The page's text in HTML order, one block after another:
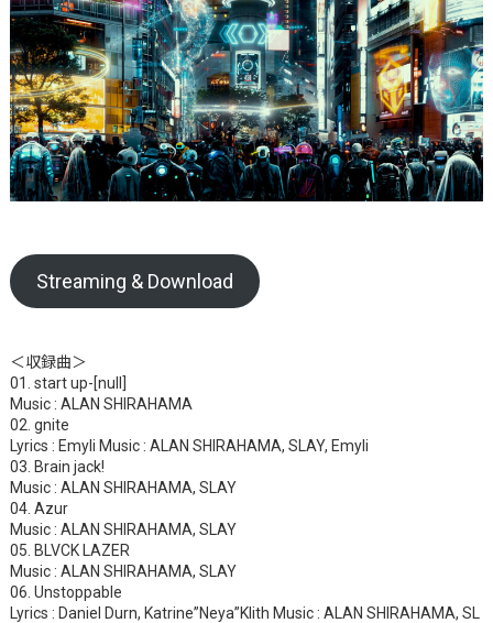
Streaming & Download
＜収録曲＞
01. start up-[null]
Music : ALAN SHIRAHAMA
02. gnite
Lyrics : Emyli Music : ALAN SHIRAHAMA, SLAY, Emyli
03. Brain jack!
Music : ALAN SHIRAHAMA, SLAY
04. Azur
Music : ALAN SHIRAHAMA, SLAY
05. BLVCK LAZER
Music : ALAN SHIRAHAMA, SLAY
06. Unstoppable
Lyrics : Daniel Durn, Katrine”Neya”Klith Music : ALAN SHIRAHAMA, SL